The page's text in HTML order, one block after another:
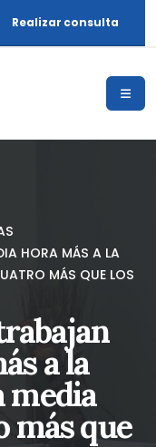
Realizar consulta
HORA MÁS A LA
MÁS QUE LOS
a la
media
más que